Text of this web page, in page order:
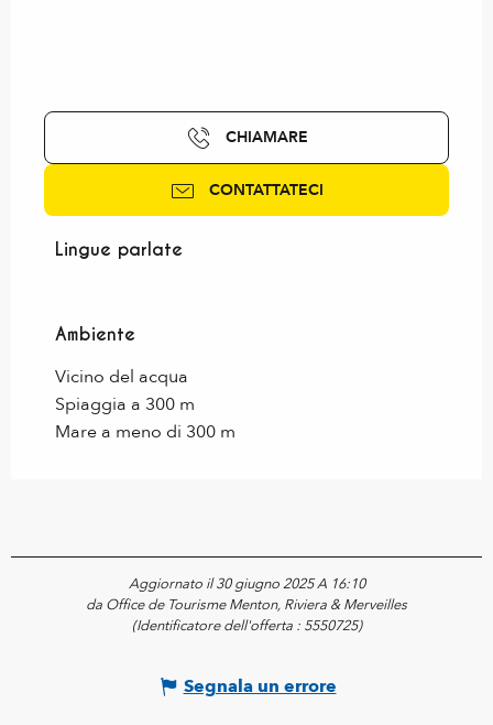
CHIAMARE
CONTATTATECI
Lingue parlate
Lingue parlate
Ambiente
Ambiente
Vicino del acqua
Spiaggia a 300 m
Mare a meno di 300 m
Aggiornato il 30 giugno 2025 A 16:10
da Office de Tourisme Menton, Riviera & Merveilles
(Identificatore dell'offerta : 5550725)
Segnala un errore